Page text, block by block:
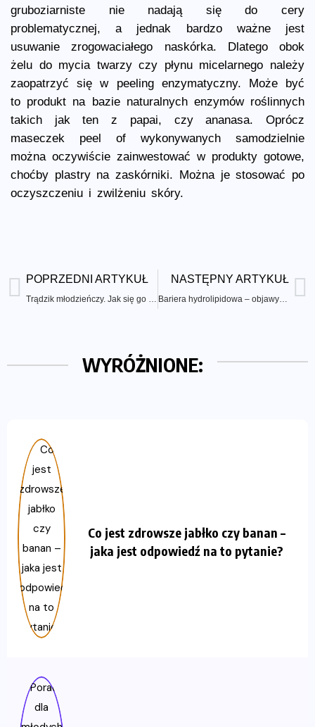
gruboziarniste nie nadają się do cery
problematycznej, a jednak bardzo ważne jest
usuwanie zrogowaciałego naskórka. Dlatego obok
żelu do mycia twarzy czy płynu micelarnego należy
zaopatrzyć się w peeling enzymatyczny. Może być
to produkt na bazie naturalnych enzymów roślinnych
takich jak ten z papai, czy ananasa. Oprócz
maseczek peel of wykonywanych samodzielnie
można oczywiście zainwestować w produkty gotowe,
choćby plastry na zaskórniki. Można je stosować po
oczyszczeniu i zwilżeniu skóry.
POPRZEDNI ARTYKUŁ
Trądzik młodzieńczy. Jak się go pozbyć?
NASTĘPNY ARTYKUŁ
Bariera hydrolipidowa – objawy uszkodzenia i sposoby odbudowy
WYRÓŻNIONE:
Co jest zdrowsze jabłko czy banan –
jaka jest odpowiedź na to pytanie?